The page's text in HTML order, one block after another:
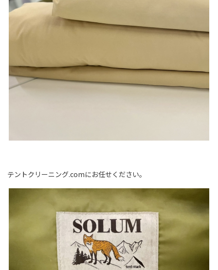
テントクリーニング.comにお任せください。